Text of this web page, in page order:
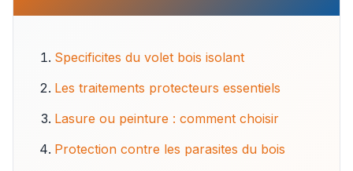
Specificites du volet bois isolant
Les traitements protecteurs essentiels
Lasure ou peinture : comment choisir
Protection contre les parasites du bois